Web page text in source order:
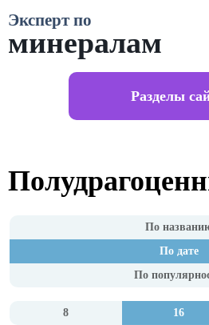
Эксперт по
минералам
Разделы
По
По дате
По
16
8